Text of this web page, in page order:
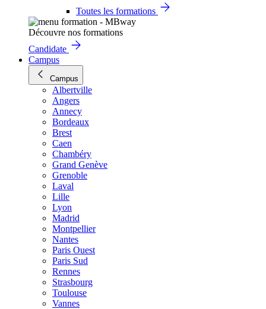
Toutes les formations
Découvre nos formations
Candidate
Campus
Campus
Albertville
Angers
Annecy
Bordeaux
Brest
Caen
Chambéry
Grand Genève
Grenoble
Laval
Lille
Lyon
Madrid
Montpellier
Nantes
Paris Ouest
Paris Sud
Rennes
Strasbourg
Toulouse
Vannes